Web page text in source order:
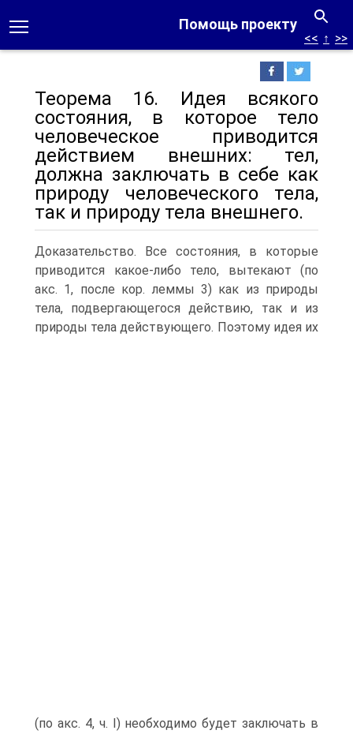
Помощь проекту
<< ↑ >>
Теорема 16. Идея всякого
состояния, в которое тело
человеческое приводится
действием внешних: тел,
должна заключать в себе как
природу человеческого тела,
так и природу тела внешнего.
Доказательство. Все состояния, в которые
приводится какое-либо тело, вытекают (по
акс. 1, после кор. леммы 3) как из природы
тела, подвергающегося действию, так и из
природы тела действующего. Поэтому идея их
(по акс. 4, ч. I) необходимо будет заключать в